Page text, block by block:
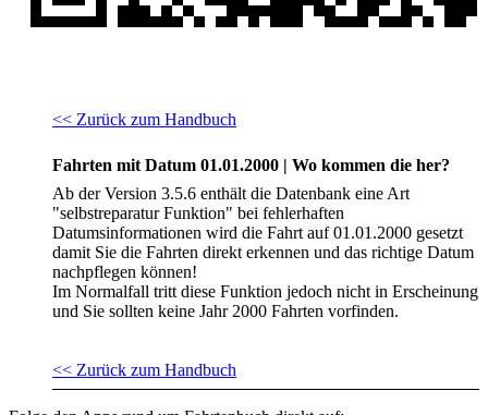
<< Zurück zum Handbuch
Fahrten mit Datum 01.01.2000 | Wo kommen die her?
Ab der Version 3.5.6 enthält die Datenbank eine Art
"selbstreparatur Funktion" bei fehlerhaften
Datumsinformationen wird die Fahrt auf 01.01.2000 gesetzt
damit Sie die Fahrten direkt erkennen und das richtige Datum
nachpflegen können!
Im Normalfall tritt diese Funktion jedoch nicht in Erscheinung
und Sie sollten keine Jahr 2000 Fahrten vorfinden.
<< Zurück zum Handbuch